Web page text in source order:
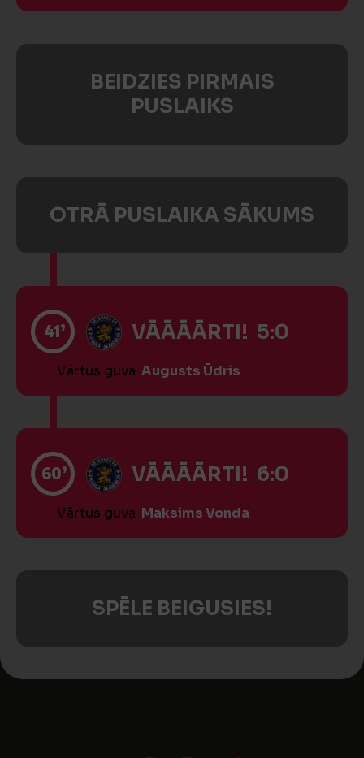
BEIDZIES PIRMAIS
PUSLAIKS
OTRĀ PUSLAIKA SĀKUMS
41’ VĀĀĀĀRTI! 5:0
Vārtus guva Augusts Ūdris
60’ VĀĀĀĀRTI! 6:0
Vārtus guva Maksims Vonda
SPĒLE BEIGUSIES!